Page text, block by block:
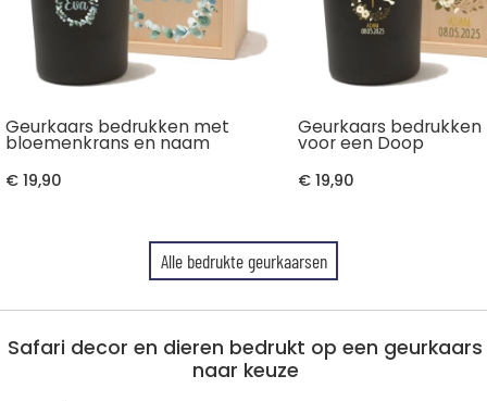
Geurkaars bedrukken met
bloemenkrans en naam
€ 19,90
Geurkaars
voor een Doop
€ 19,90
Alle bedrukte geurkaarsen
Safari decor en dieren bedrukt op een geurkaars
naar keuze